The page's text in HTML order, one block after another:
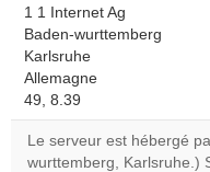
1 1 Internet Ag
Baden-wurttemberg
Karlsruhe
Allemagne
49, 8.39
Le serveur est hébergé
wurttemberg, Karlsruhe.)